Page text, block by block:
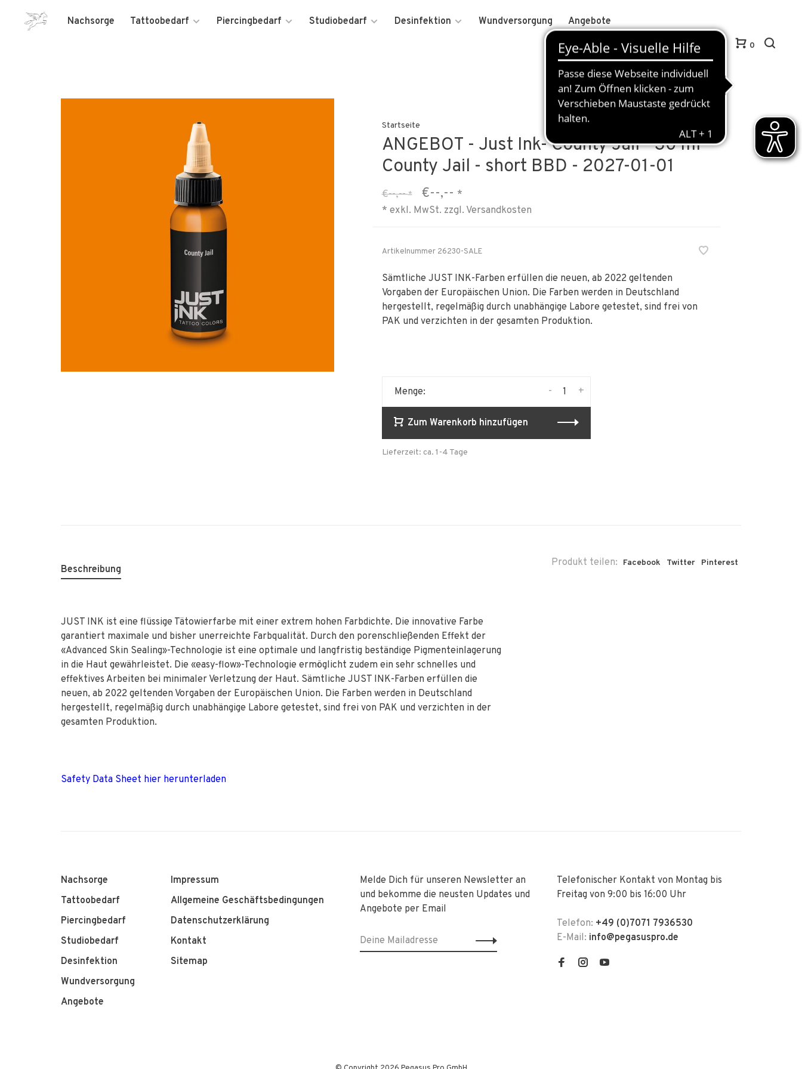
Nachsorge Tattoobedarf Piercingbedarf Studiobedarf Desinfektion Wundversorgung
Angebote
Anmelden / Kundenkonto anlegen
0
Startseite
ANGEBOT - Just Ink- County Jail - 30 ml -
County Jail - short BBD - 2027-01-01
€--,--* €--,-- *
* exkl. MwSt. zzgl. Versandkosten
Artikelnummer26230-SALE
Sämtliche JUST INK-Farben erfüllen die neuen, ab 2022 geltenden
Vorgaben der Europäischen Union. Die Farben werden in Deutschland
hergestellt, regelmäßig durch unabhängige Labore getestet, sind frei von
PAK und verzichten in der gesamten Produktion.
Menge: +
-
Zum Warenkorb hinzufügen
Lieferzeit: ca. 1-4 Tage
Produkt teilen: Facebook Twitter Pinterest
Beschreibung
JUST INK ist eine flüssige Tätowierfarbe mit einer extrem hohen Farbdichte. Die innovative Farbe
garantiert maximale und bisher unerreichte Farbqualität. Durch den porenschließenden Effekt der
«Advanced Skin Sealing»-Technologie ist eine optimale und langfristig beständige Pigmenteinlagerung
in die Haut gewährleistet. Die «easy-flow»-Technologie ermöglicht zudem ein sehr schnelles und
effektives Arbeiten bei minimaler Verletzung der Haut. Sämtliche JUST INK-Farben erfüllen die
neuen, ab 2022 geltenden Vorgaben der Europäischen Union. Die Farben werden in Deutschland
hergestellt, regelmäßig durch unabhängige Labore getestet, sind frei von PAK und verzichten in der
gesamten Produktion.
Safety Data Sheet hier herunterladen
Nachsorge
Tattoobedarf
Piercingbedarf
Studiobedarf
Desinfektion
Wundversorgung
Angebote
Impressum
Allgemeine Geschäftsbedingungen
Datenschutzerklärung
Kontakt
Sitemap
Melde Dich für unseren Newsletter an
und bekomme die neusten Updates und
Angebote per Email
Telefonischer Kontakt von Montag bis
Freitag von 9:00 bis 16:00 Uhr
Telefon: +49 (0)7071 7936530
E-Mail: info@pegasuspro.de